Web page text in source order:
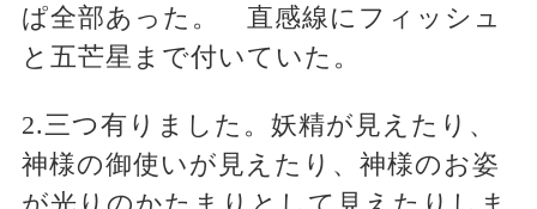
ぱ全部あった。 直感線にフィッシュ
と五芒星まで付いていた。
2.三つ有りました。妖精が見えたり、
神様の御使いが見えたり、神様のお姿